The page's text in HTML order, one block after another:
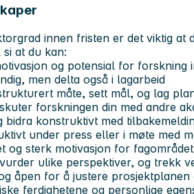
innen fristen er det viktig at
si at du kan:
og potensial for forskning
men delta også i lagarbeid
måte, sett mål, og lag
forskningen din med andre
bidra konstruktivt med
under press eller i møte med
og sterk motivasjon for fagområdet
ulike perspektiver, og trekk
åpen for å justere prosjektplanen
ferdighetene og personlige